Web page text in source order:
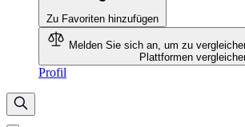
Zu Favoriten hinzufügen
Melden Sie sich an, um zu
Plattformen
Profil